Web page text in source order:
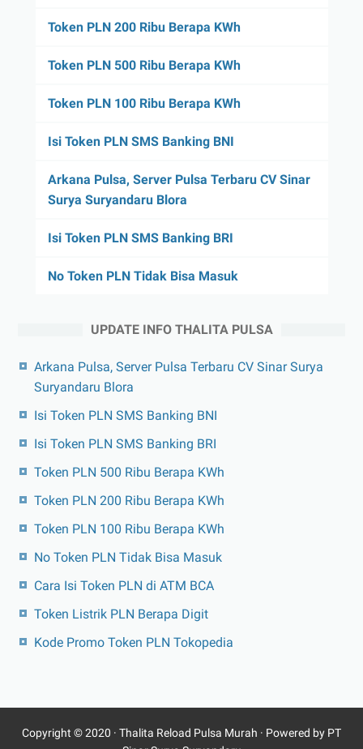
Token PLN 200 Ribu Berapa KWh
Token PLN 500 Ribu Berapa KWh
Token PLN 100 Ribu Berapa KWh
Isi Token PLN SMS Banking BNI
Arkana Pulsa, Server Pulsa Terbaru CV Sinar
Surya Suryandaru Blora
Isi Token PLN SMS Banking BRI
No Token PLN Tidak Bisa Masuk
UPDATE INFO THALITA PULSA
Arkana Pulsa, Server Pulsa Terbaru CV Sinar Surya
Suryandaru Blora
Isi Token PLN SMS Banking BNI
Isi Token PLN SMS Banking BRI
Token PLN 500 Ribu Berapa KWh
Token PLN 200 Ribu Berapa KWh
Token PLN 100 Ribu Berapa KWh
No Token PLN Tidak Bisa Masuk
Cara Isi Token PLN di ATM BCA
Token Listrik PLN Berapa Digit
Kode Promo Token PLN Tokopedia
Copyright © 2020 · Thalita Reload Pulsa Murah · Powered by PT